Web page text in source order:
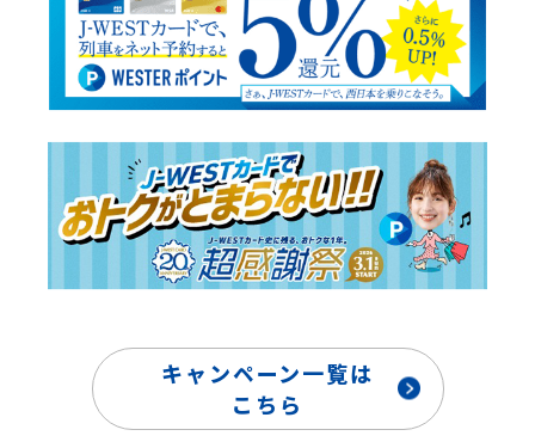
入会時にJ-WESTカードで入会特典（2,000ポイント）
が付与されており、その後J-WESTゴールドカードへ券
種変更された場合、入会特典を付与した券種で判定いた
します。
※この場合、J-WESTカード分の利用特典（3,000ポイン
ト）を付与いたします。
対象期間中の入会特典は、1つのWESTER IDにつき1回
のみとなります。
J-WESTゴールドカードへの券種変更は資料請求、お申
し込みから審査完了（入会）まで約3～4週間かかりま
新規にJ-WESTカードをお申し込みのお客様は、J-
WESTカードがお手元に届きましたらカードに記載され
ている12桁のWESTER IDで本特典へのエントリーをお
願いいたします。
キャンペーン一覧は
こちら